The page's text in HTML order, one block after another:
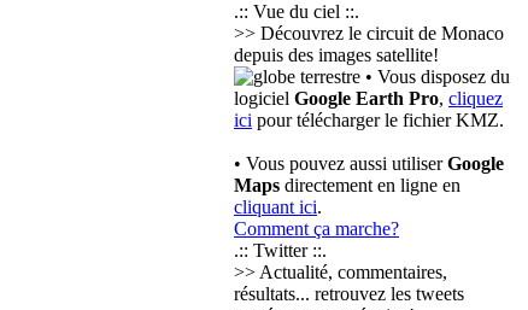
.:: Vue du ciel ::.
>> Découvrez le circuit de Monaco
depuis des images satellite!
• Vous disposez du
logiciel Google Earth Pro, cliquez
ici pour télécharger le fichier KMZ.
• Vous pouvez aussi utiliserGoogle
Maps directement en ligne en
cliquant ici.
Comment ça marche?
.:: Twitter ::.
>> Actualité, commentaires,
résultats... retrouvez les tweets